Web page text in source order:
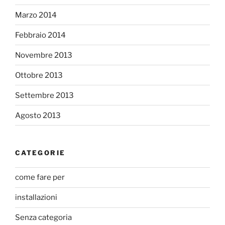
Marzo 2014
Febbraio 2014
Novembre 2013
Ottobre 2013
Settembre 2013
Agosto 2013
CATEGORIE
come fare per
installazioni
Senza categoria